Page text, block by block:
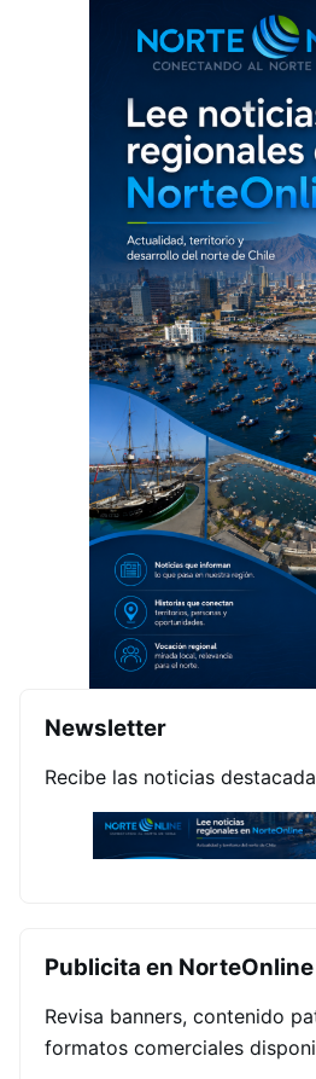
Newsletter
Recibe las noticias
Publicita en NorteOnline
Revisa banners, contenido
formatos comerciales